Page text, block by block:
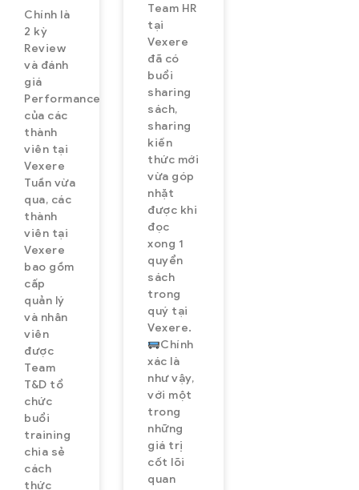
Chính là
2 kỳ
Review
và đánh
giá
Performance
của các
thành
viên tại
Vexere
Tuần vừa
qua, các
thành
viên tại
Vexere
bao gồm
cấp
quản lý
và nhân
viên
được
Team
T&D tổ
chức
buổi
training
chia sẻ
cách
thức
Team HR
tại
Vexere
đã có
buổi
sharing
sách,
sharing
kiến
thức mới
vừa góp
nhặt
được khi
đọc
xong 1
quyển
sách
trong
quý tại
Vexere.
Chính
xác là
như vậy,
với một
trong
những
giá trị
cốt lõi
quan